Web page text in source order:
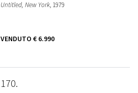
Untitled, New York, 1979
VENDUTO € 6.990
170